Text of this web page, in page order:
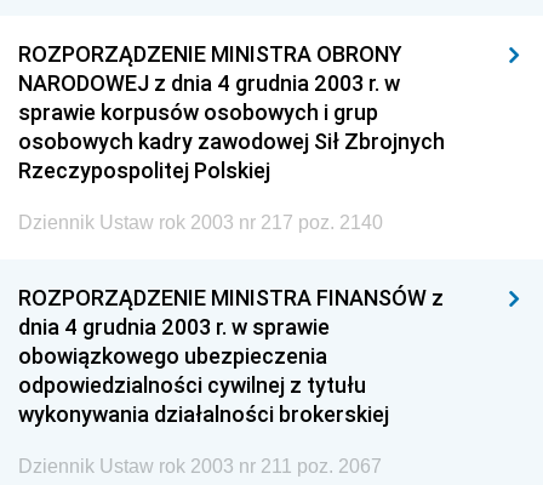
ROZPORZĄDZENIE MINISTRA OBRONY
NARODOWEJ z dnia 4 grudnia 2003 r. w
sprawie korpusów osobowych i grup
osobowych kadry zawodowej Sił Zbrojnych
Rzeczypospolitej Polskiej
Dziennik Ustaw rok 2003 nr 217 poz. 2140
ROZPORZĄDZENIE MINISTRA FINANSÓW z
dnia 4 grudnia 2003 r. w sprawie
obowiązkowego ubezpieczenia
odpowiedzialności cywilnej z tytułu
wykonywania działalności brokerskiej
Dziennik Ustaw rok 2003 nr 211 poz. 2067